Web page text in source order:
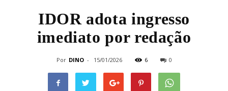
IDOR adota ingresso
imediato por redação
Por DINO - 15/01/2026 6 0